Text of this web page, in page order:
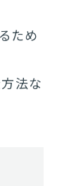
ため
法な